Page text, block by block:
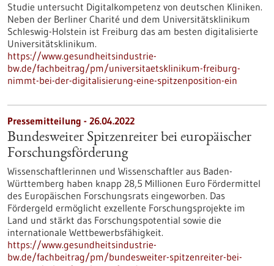
Studie untersucht Digitalkompetenz von deutschen Kliniken.
Neben der Berliner Charité und dem Universitätsklinikum
Schleswig-Holstein ist Freiburg das am besten digitalisierte
Universitätsklinikum.
https://www.gesundheitsindustrie-
bw.de/fachbeitrag/pm/universitaetsklinikum-freiburg-
nimmt-bei-der-digitalisierung-eine-spitzenposition-ein
Pressemitteilung - 26.04.2022
Bundesweiter Spitzenreiter bei europäischer
Forschungsförderung
Wissenschaftlerinnen und Wissenschaftler aus Baden-
Württemberg haben knapp 28,5 Millionen Euro Fördermittel
des Europäischen Forschungsrats eingeworben. Das
Fördergeld ermöglicht exzellente Forschungsprojekte im
Land und stärkt das Forschungspotential sowie die
internationale Wettbewerbsfähigkeit.
https://www.gesundheitsindustrie-
bw.de/fachbeitrag/pm/bundesweiter-spitzenreiter-bei-